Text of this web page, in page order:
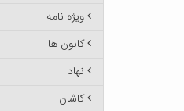
ویژه نامه
کانون ها
نهاد
کاشان